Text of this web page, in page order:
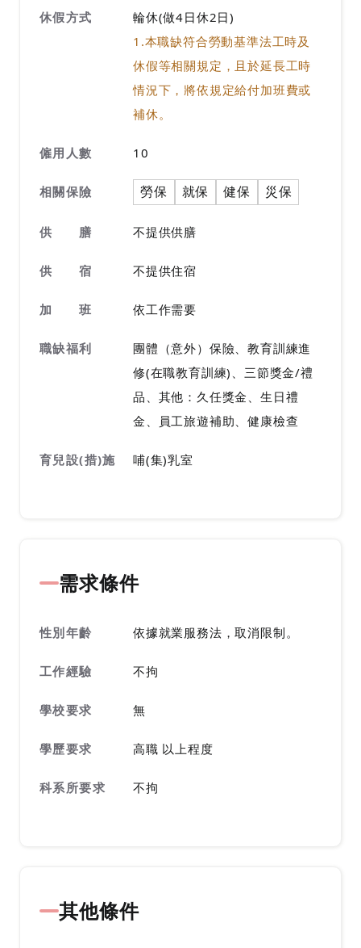
休假方式
輪休(做4日休2日)
1.本職缺符合勞動基準法工時及
休假等相關規定，且於延長工時
情況下，將依規定給付加班費或
補休。
僱用人數 10
相關保險 勞保 就保 健保 災保
供 膳 不提供供膳
供 宿 不提供住宿
加 班 依工作需要
職缺福利
團體（意外）保險、教育訓練進
修(在職教育訓練)、三節獎金/禮
品、其他：久任獎金、生日禮
金、員工旅遊補助、健康檢查
育兒設(措)施 哺(集)乳室
需求條件
性別年齡 依據就業服務法，取消限制。
工作經驗 不拘
學校要求 無
學歷要求 高職 以上程度
科系所要求 不拘
其他條件